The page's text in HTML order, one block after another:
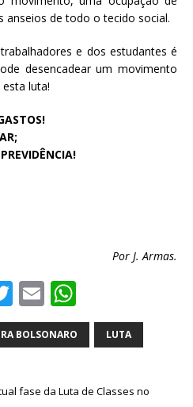
anseios de todo o tecido social.
e dos estudantes é
desencadear um movimento
luta!
Por J. Armas.
T
w
it
r
E
m
ai
h
at
A
BOLSONARO LUTA
fase da Luta de Classes no